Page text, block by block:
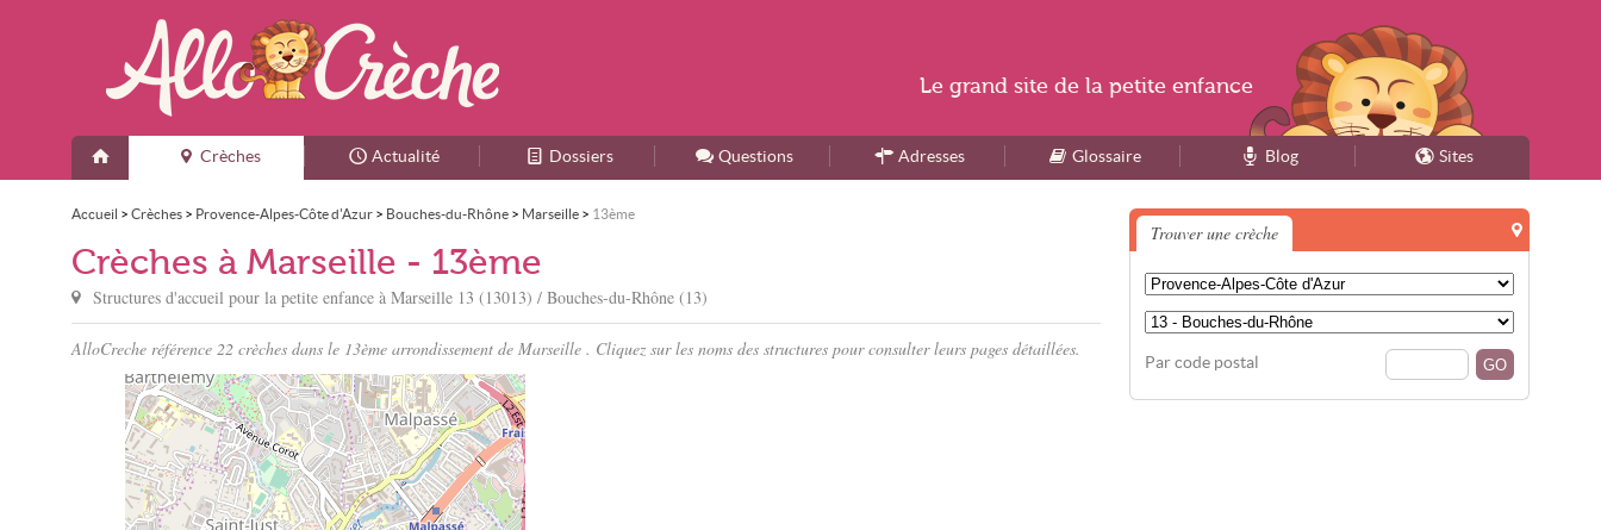
Accueil
Crèches Actualité Dossiers Questions Adresses Glossaire Blog Sites
Accueil > Crèches > Provence-Alpes-Côte d'Azur > Bouches-du-Rhône > Marseille > 13ème
Crèches à Marseille - 13ème
Structures d'accueil pour la petite enfance à Marseille 13 (13013) / Bouches-du-Rhône (13)
AlloCreche référence 22 crèches dans le 13ème arrondissement de Marseille . Cliquez sur les noms des structures pour consulter leurs pages détaillées.
Trouver une crèche
Par code postal
Le grand site de la petite enfance